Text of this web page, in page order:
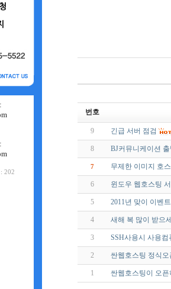
202
번호
9 긴급 서버 점검
8 BJ커뮤니케이션
7 무제한 이미지 호
6 윈도우 웹호스팅
5 2011년 맞이 이벤
4 새해 복 많이 받으
3 SSH사용시 사용
2 싼웹호스팅 정식오
1 싼웹호스팅이 오